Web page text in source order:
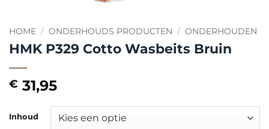
HOME / ONDERHOUDS PRODUCTEN / ONDERHOUDEN
HMK P329 Cotto Wasbeits Bruin
€ 31,95
Inhoud